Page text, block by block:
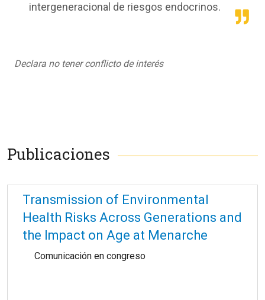
intergeneracional de riesgos endocrinos.
Declara no tener conflicto de interés
Publicaciones
Transmission of Environmental
Health Risks Across Generations and
the Impact on Age at Menarche
Comunicación en congreso